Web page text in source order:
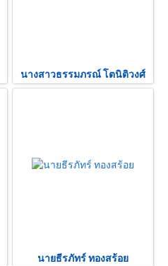
นางสาวธรรมภรณ์ โตนิติวงศ์
นายธีรภัทร์ ทองสร้อย